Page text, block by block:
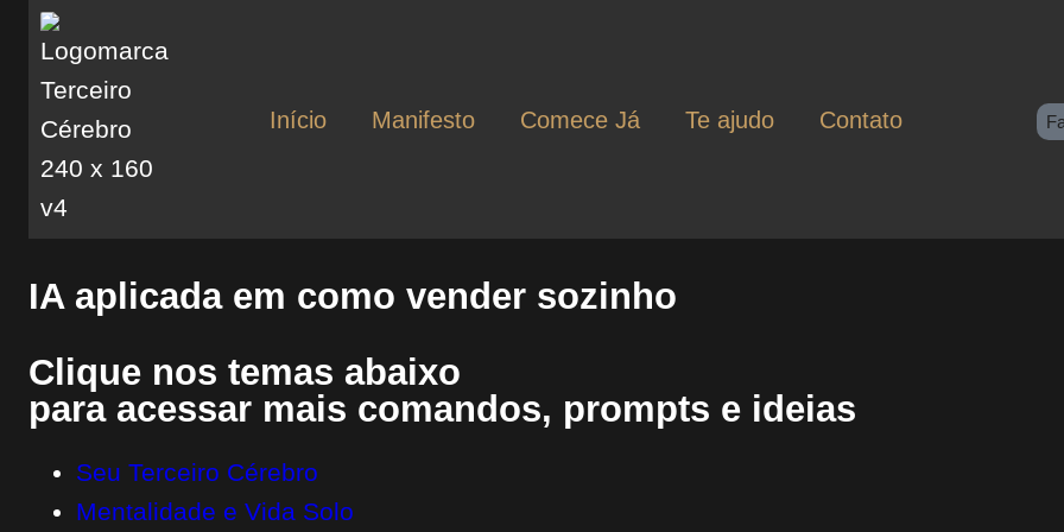
Início Manifesto Comece Já Te ajudo Contato
IA aplicada em como vender sozinho
Clique nos temas abaixo
para acessar mais comandos, prompts e ideias
Seu Terceiro Cérebro
Mentalidade e Vida Solo